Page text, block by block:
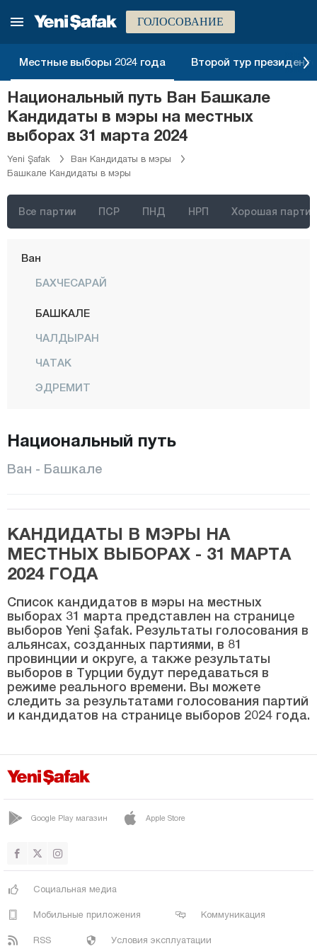
ГОЛОСОВАНИЕ
Местные выборы 2024 года Второй тур
Национальный путь Ван Башкале
Кандидаты в мэры на местных
выборах 31 марта 2024
Yeni Şafak
Ван Кандидаты в мэры
Башкале Кандидаты в мэры
Все партии ПСР ПНД НРП Хорошая партия
Сиирт
Шырнак
Сивас
Текирдаг
Токат
Трабзон
Ушак
Ван
БАХЧЕСАРАЙ
БАШКАЛЕ
ЧАЛДЫРАН
ЧАТАК
ЭДРЕМИТ
ГЕВАШ
ГЮРПЫНАР
МУРАДИЕ
ОЗАЛП
САРАЙ
ТУШБА
Ялова
Йозгат
Зонгулдак
Национальный путь
Ван - Башкале
КАНДИДАТЫ В МЭРЫ НА
МЕСТНЫХ ВЫБОРАХ - 31 МАРТА
2024 ГОДА
Список кандидатов в мэры на местных
выборах 31 марта представлен на странице
выборов Yeni Şafak. Результаты голосования в
альянсах, созданных партиями, в 81
провинции и округе, а также результаты
выборов в Турции будут передаваться в
режиме реального времени. Вы можете
следить за результатами голосования партий
и кандидатов на странице выборов 2024 года.
Google Play магазин Apple Store
Социальная медиа
Мобильные приложения Коммуникация
RSS Условия эксплуатации